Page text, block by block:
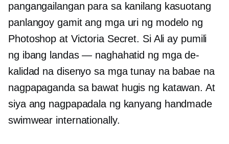
pangangailangan para sa kanilang kasuotang
panlangoy gamit ang mga uri ng modelo ng
Photoshop at Victoria Secret. Si Ali ay pumili
ng ibang landas — naghahatid ng mga de-
kalidad na disenyo sa mga tunay na babae na
nagpapaganda sa bawat hugis ng katawan. At
siya ang nagpapadala ng kanyang handmade
swimwear internationally.